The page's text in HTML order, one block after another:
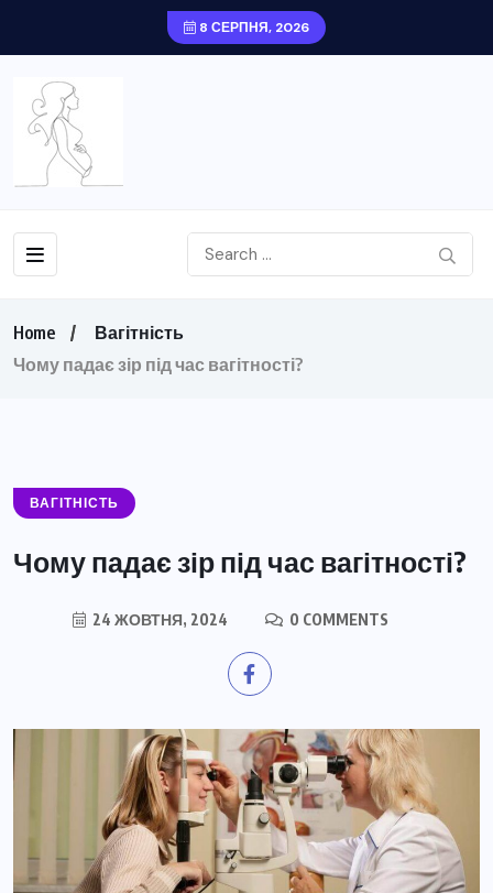
8 СЕРПНЯ, 2026
Home
Вагітність
Чому падає зір під час вагітності?
ВАГІТНІСТЬ
Чому падає зір під час вагітності?
24 ЖОВТНЯ, 2024 0 COMMENTS